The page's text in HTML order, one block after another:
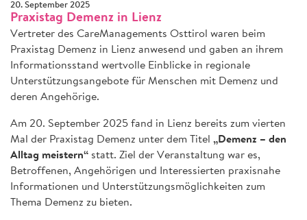
20. September 2025
Praxistag Demenz in Lienz
Vertreter des CareManagements Osttirol waren beim
Praxistag Demenz in Lienz anwesend und gaben an ihrem
Informationsstand wertvolle Einblicke in regionale
Unterstützungsangebote für Menschen mit Demenz und
deren Angehörige.
Am 20. September 2025 fand in Lienz bereits zum vierten
Mal der Praxistag Demenz unter dem Titel „Demenz – den
Alltag meistern“ statt. Ziel der Veranstaltung war es,
Betroffenen, Angehörigen und Interessierten praxisnahe
Informationen und Unterstützungsmöglichkeiten zum
Thema Demenz zu bieten.